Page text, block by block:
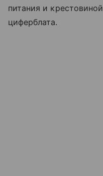
питания и крестовиной
циферблата.